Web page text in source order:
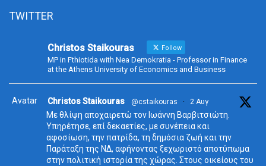
TWITTER
Christos Staikouras Follow
MP in Fthiotida with Nea Demokratia - Professor in Finance
at the Athens University of Economics and Business
Avatar Christos Staikouras @cstaikouras · 2 Αυγ
Με θλίψη αποχαιρετώ τον Ιωάννη Βαρβιτσιώτη.
Υπηρέτησε, επί δεκαετίες, με συνέπεια και
αφοσίωση, την πατρίδα, τη δημόσια ζωή και την
Παράταξη της ΝΔ, αφήνοντας ξεχωριστό αποτύπωμα
στην πολιτική ιστορία της χώρας. Στους οικείους του